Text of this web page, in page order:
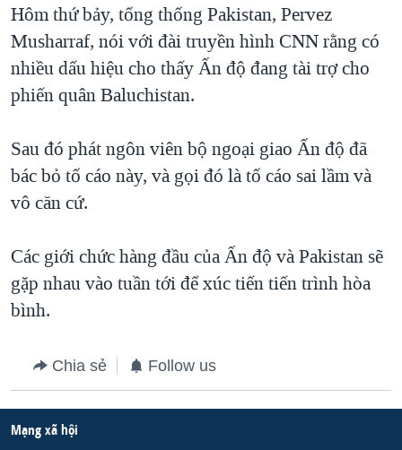
BÊN KIA QUỐC LỘ: TIẾNG VỌNG TỪ NÔNG THÔN MỸ
QUAN HỆ VIỆT MỸ
Hôm thứ bảy, tổng thống Pakistan, Pervez
Musharraf, nói với đài truyền hình CNN rằng có
nhiều dấu hiệu cho thấy Ấn độ đang tài trợ cho
phiến quân Baluchistan.
Sau đó phát ngôn viên bộ ngoại giao Ấn độ đã
bác bỏ tố cáo này, và gọi đó là tố cáo sai lầm và
vô căn cứ.
Các giới chức hàng đầu của Ấn độ và Pakistan sẽ
gặp nhau vào tuần tới để xúc tiến tiến trình hòa
bình.
Chia sẻ Follow us
Mạng xã hội